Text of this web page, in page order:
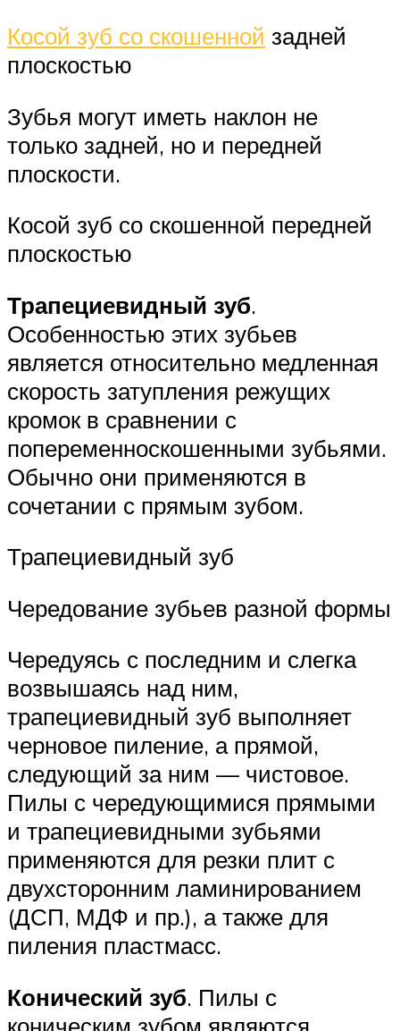
Косой зуб со скошенной задней
плоскостью
Зубья могут иметь наклон не
только задней, но и передней
плоскости.
Косой зуб со скошенной передней
плоскостью
Трапециевидный зуб.
Особенностью этих зубьев
является относительно медленная
скорость затупления режущих
кромок в сравнении с
попеременноскошенными зубьями.
Обычно они применяются в
сочетании с прямым зубом.
Трапециевидный зуб
Чередование зубьев разной формы
Чередуясь с последним и слегка
возвышаясь над ним,
трапециевидный зуб выполняет
черновое пиление, а прямой,
следующий за ним — чистовое.
Пилы с чередующимися прямыми
и трапециевидными зубьями
применяются для резки плит с
двухсторонним ламинированием
(ДСП, МДФ и пр.), а также для
пиления пластмасс.
Конический зуб. Пилы с